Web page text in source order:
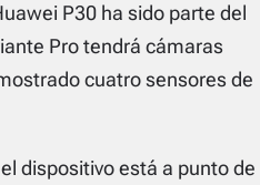
P30 ha sido parte del
Pro tendrá cámaras
cuatro sensores de
dispositivo está a punto de